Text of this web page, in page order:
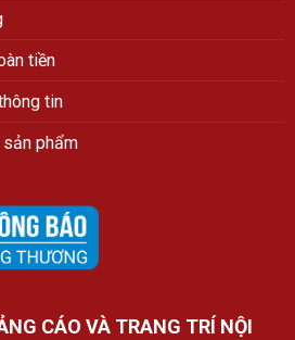
tiền
tin
sản phẩm
CÁO VÀ TRANG TRÍ NỘI